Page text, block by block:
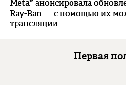
Meta* анонсировала
Ray-Ban — с помощью их
трансляции
Первая